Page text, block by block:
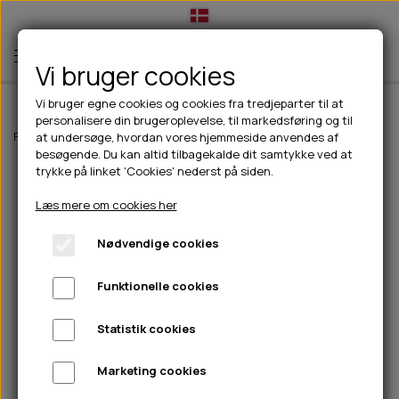
TIL HUND
💧FODER- VANDSKÅLE
CHICOPEE
GODBIDSTASKE
HALSBÅND
🦴 GODBIDDER & SNACKS
🍖 SMAGSVARIANTER
🎾 LEGETØJ
TÆNDER, ØRE, ØJE, POTER & NÆSE
🐾 UDSTYR & KOMFORT
TIL HUNDEEJER
DRIKKEFLASKER/TERMOFLASKER
HUER OG VANTER
PINEWOOD SALES
TIL KAT
TILBUD
NYHEDER
ABONNEMENT
Forside Til hunde Godbidder & Snacks Bløde godbidder/snacks
Vi bruger cookies
Vi bruger egne cookies og cookies fra tredjeparter til at
personalisere din brugeroplevelse, til markedsføring og til
at undersøge, hvordan vores hjemmeside anvendes af
besøgende. Du kan altid tilbagekalde dit samtykke ved at
trykke på linket 'Cookies' nederst på siden.
Læs mere om cookies her
Nødvendige cookies
Funktionelle cookies
Statistik cookies
Marketing cookies